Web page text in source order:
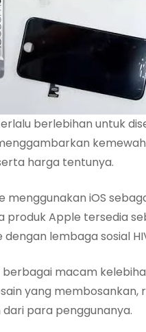
berlebihan untuk
harga tentunya.
menggunakan iOS
Apple tersedia
lembaga sosial
berbagai macam
yang membosankan,
para penggunanya.